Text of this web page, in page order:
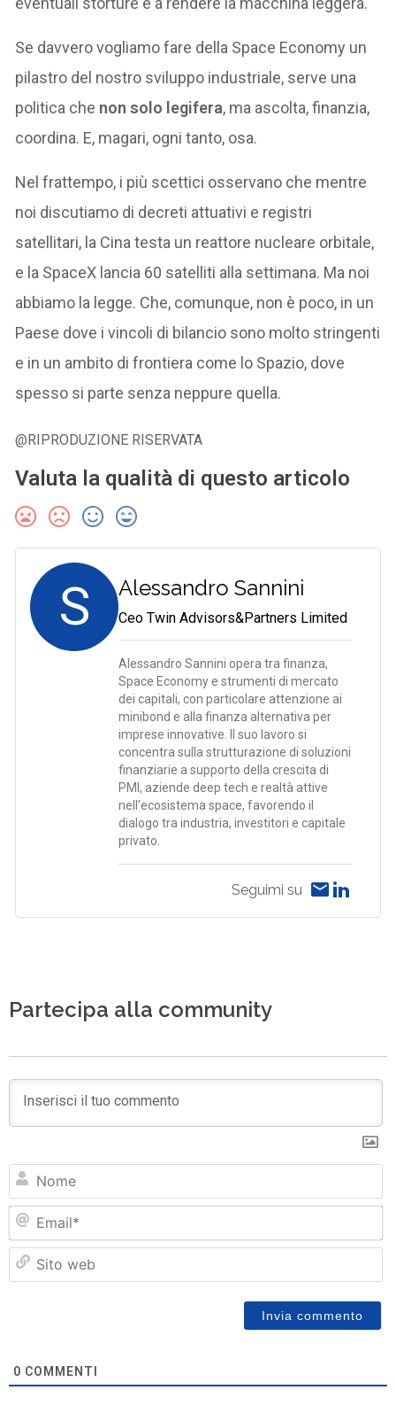
Se davvero vogliamo fare della Space Economy un
pilastro del nostro sviluppo industriale, serve una
politica che non solo legifera, ma ascolta, finanzia,
coordina. E, magari, ogni tanto, osa.
Nel frattempo, i più scettici osservano che mentre
noi discutiamo di decreti attuativi e registri
satellitari, la Cina testa un reattore nucleare orbitale,
e la SpaceX lancia 60 satelliti alla settimana. Ma noi
abbiamo la legge. Che, comunque, non è poco, in un
Paese dove i vincoli di bilancio sono molto stringenti
e in un ambito di frontiera come lo Spazio, dove
spesso si parte senza neppure quella.
@RIPRODUZIONE RISERVATA
Valuta la qualità di questo articolo
S Alessandro Sannini
Ceo Twin Advisors&Partners Limited
Alessandro Sannini opera tra finanza,
Space Economy e strumenti di mercato
dei capitali, con particolare attenzione ai
minibond e alla finanza alternativa per
imprese innovative. Il suo lavoro si
concentra sulla strutturazione di soluzioni
finanziarie a supporto della crescita di
PMI, aziende deep tech e realtà attive
nell’ecosistema space, favorendo il
dialogo tra industria, investitori e capitale
privato.
Seguimi su
Partecipa alla community
0 COMMENTI